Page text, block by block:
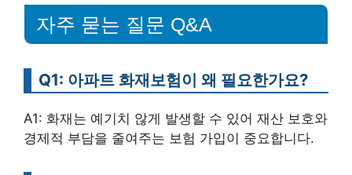
자주 묻는 질문 Q&A
Q1: 아파트 화재보험이 왜 필요한가요?
A1: 화재는 예기치 않게 발생할 수 있어 재산 보호와
경제적 부담을 줄여주는 보험 가입이 중요합니다.